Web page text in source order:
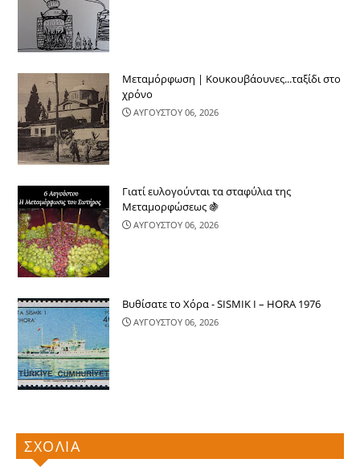
Μεταμόρφωση | Κουκουβάουνες...ταξίδι στο
χρόνο
ΑΥΓΟΥΣΤΟΥ 06, 2026
Γιατί ευλογούνται τα σταφύλια της
Μεταμορφώσεως 🍇
ΑΥΓΟΥΣΤΟΥ 06, 2026
Βυθίσατε το Χόρα - SISMIK I – HORA 1976
ΑΥΓΟΥΣΤΟΥ 06, 2026
ΣΧΟΛΙΑ